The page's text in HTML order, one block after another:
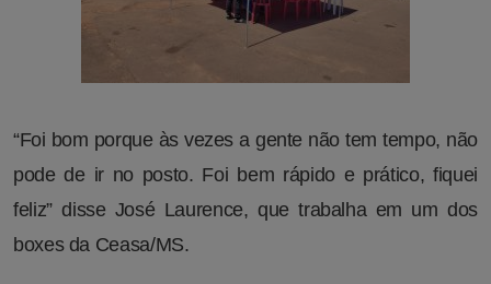
“Foi bom porque às vezes a gente não tem tempo, não
pode de ir no posto. Foi bem rápido e prático, fiquei
feliz” disse José Laurence, que trabalha em um dos
boxes da Ceasa/MS.